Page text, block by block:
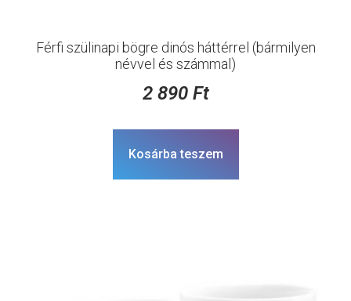
Férfi szülinapi bögre dinós háttérrel (bármilyen
névvel és számmal)
2 890 Ft
Kosárba teszem